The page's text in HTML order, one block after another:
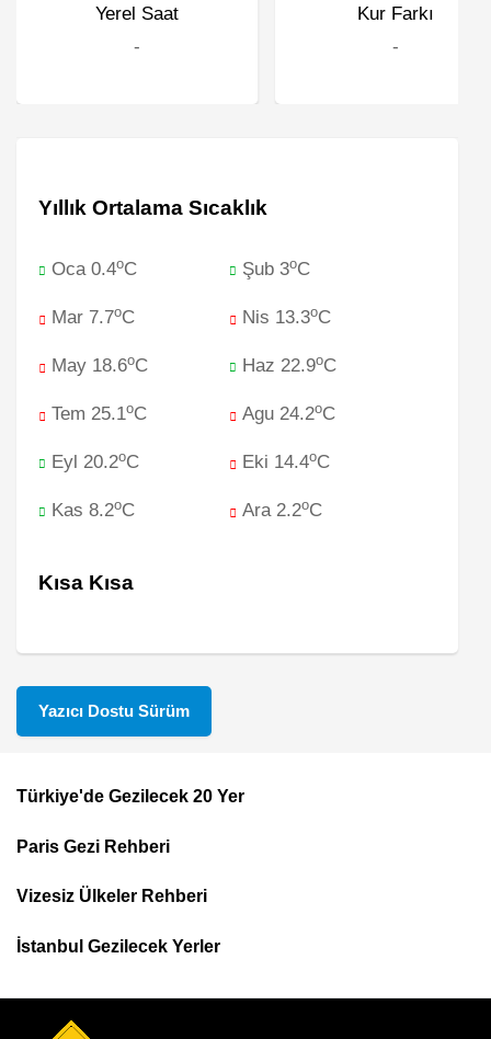
Yerel Saat
-
Kur Farkı
-
Yıllık Ortalama Sıcaklık
Oca 0.4oC Şub 3oC
Mar 7.7oC Nis 13.3oC
May 18.6oC Haz 22.9oC
Tem 25.1oC Agu 24.2oC
Eyl 20.2oC Eki 14.4oC
Kas 8.2oC Ara 2.2oC
Kısa Kısa
Yazıcı Dostu Sürüm
Footer
Top
Menu
Türkiye'de Gezilecek 20 Yer
Paris Gezi Rehberi
Vizesiz Ülkeler Rehberi
İstanbul Gezilecek Yerler